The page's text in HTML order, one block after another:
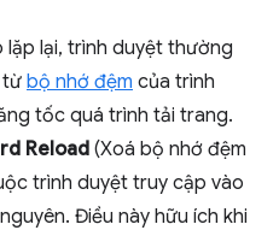
lặp lại, trình duyệt thường
từ bộ nhớ đệm của trình
tốc quá trình tải trang.
Reload (Xoá bộ nhớ đệm
trình duyệt truy cập vào
Điều này hữu ích khi